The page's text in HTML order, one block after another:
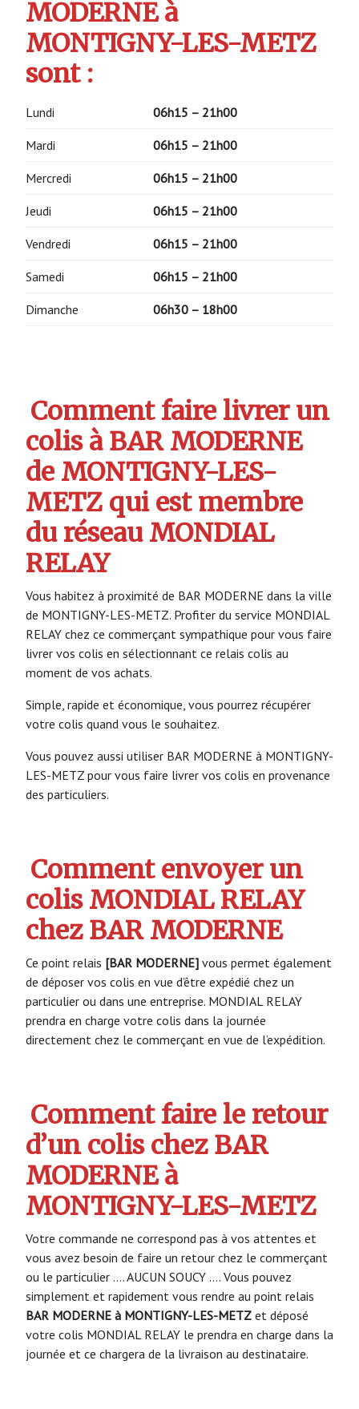
MODERNE à
MONTIGNY-LES-METZ
sont :
Lundi 06h15 – 21h00
Mardi 06h15 – 21h00
Mercredi 06h15 – 21h00
Jeudi 06h15 – 21h00
Vendredi 06h15 – 21h00
Samedi 06h15 – 21h00
Dimanche 06h30 – 18h00
Comment faire livrer un
colis à BAR MODERNE
de MONTIGNY-LES-
METZ qui est membre
du réseau MONDIAL
RELAY
Vous habitez à proximité de BAR MODERNE dans la ville
de MONTIGNY-LES-METZ. Profiter du service MONDIAL
RELAY chez ce commerçant sympathique pour vous faire
livrer vos colis en sélectionnant ce relais colis au
moment de vos achats.
Simple, rapide et économique, vous pourrez récupérer
votre colis quand vous le souhaitez.
Vous pouvez aussi utiliser BAR MODERNE à MONTIGNY-
LES-METZ pour vous faire livrer vos colis en provenance
des particuliers.
Comment envoyer un
colis MONDIAL RELAY
chez BAR MODERNE
Ce point relais [BAR MODERNE] vous permet également
de déposer vos colis en vue d’être expédié chez un
particulier ou dans une entreprise. MONDIAL RELAY
prendra en charge votre colis dans la journée
directement chez le commerçant en vue de l’expédition.
Comment faire le retour
d’un colis chez BAR
MODERNE à
MONTIGNY-LES-METZ
Votre commande ne correspond pas à vos attentes et
vous avez besoin de faire un retour chez le commerçant
ou le particulier …. AUCUN SOUCY …. Vous pouvez
simplement et rapidement vous rendre au point relais
BAR MODERNE à MONTIGNY-LES-METZ et déposé
votre colis MONDIAL RELAY le prendra en charge dans la
journée et ce chargera de la livraison au destinataire.